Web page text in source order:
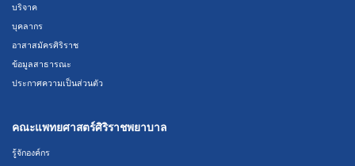
บริจาค
บุคลากร
อาสาสมัครศิริราช
ข้อมูลสาธารณะ
ประกาศความเป็นส่วนตัว
คณะแพทยศาสตร์ศิริราชพยาบาล
รู้จักองค์กร